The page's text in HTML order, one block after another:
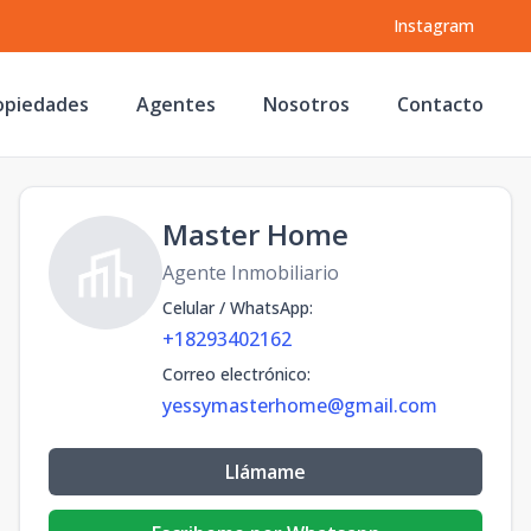
Instagram
Agentes Nosotros Contacto
Master Home
Agente Inmobiliario
Celular / WhatsApp:
+18293402162
Correo electrónico:
yessymasterhome@gmail.com
Llámame